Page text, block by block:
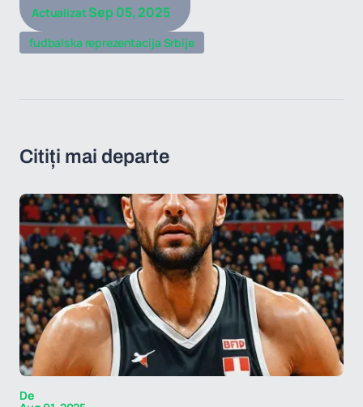
ActualizatSep 05, 2025
fudbalska reprezentacija Srbije
Citiți mai departe
De